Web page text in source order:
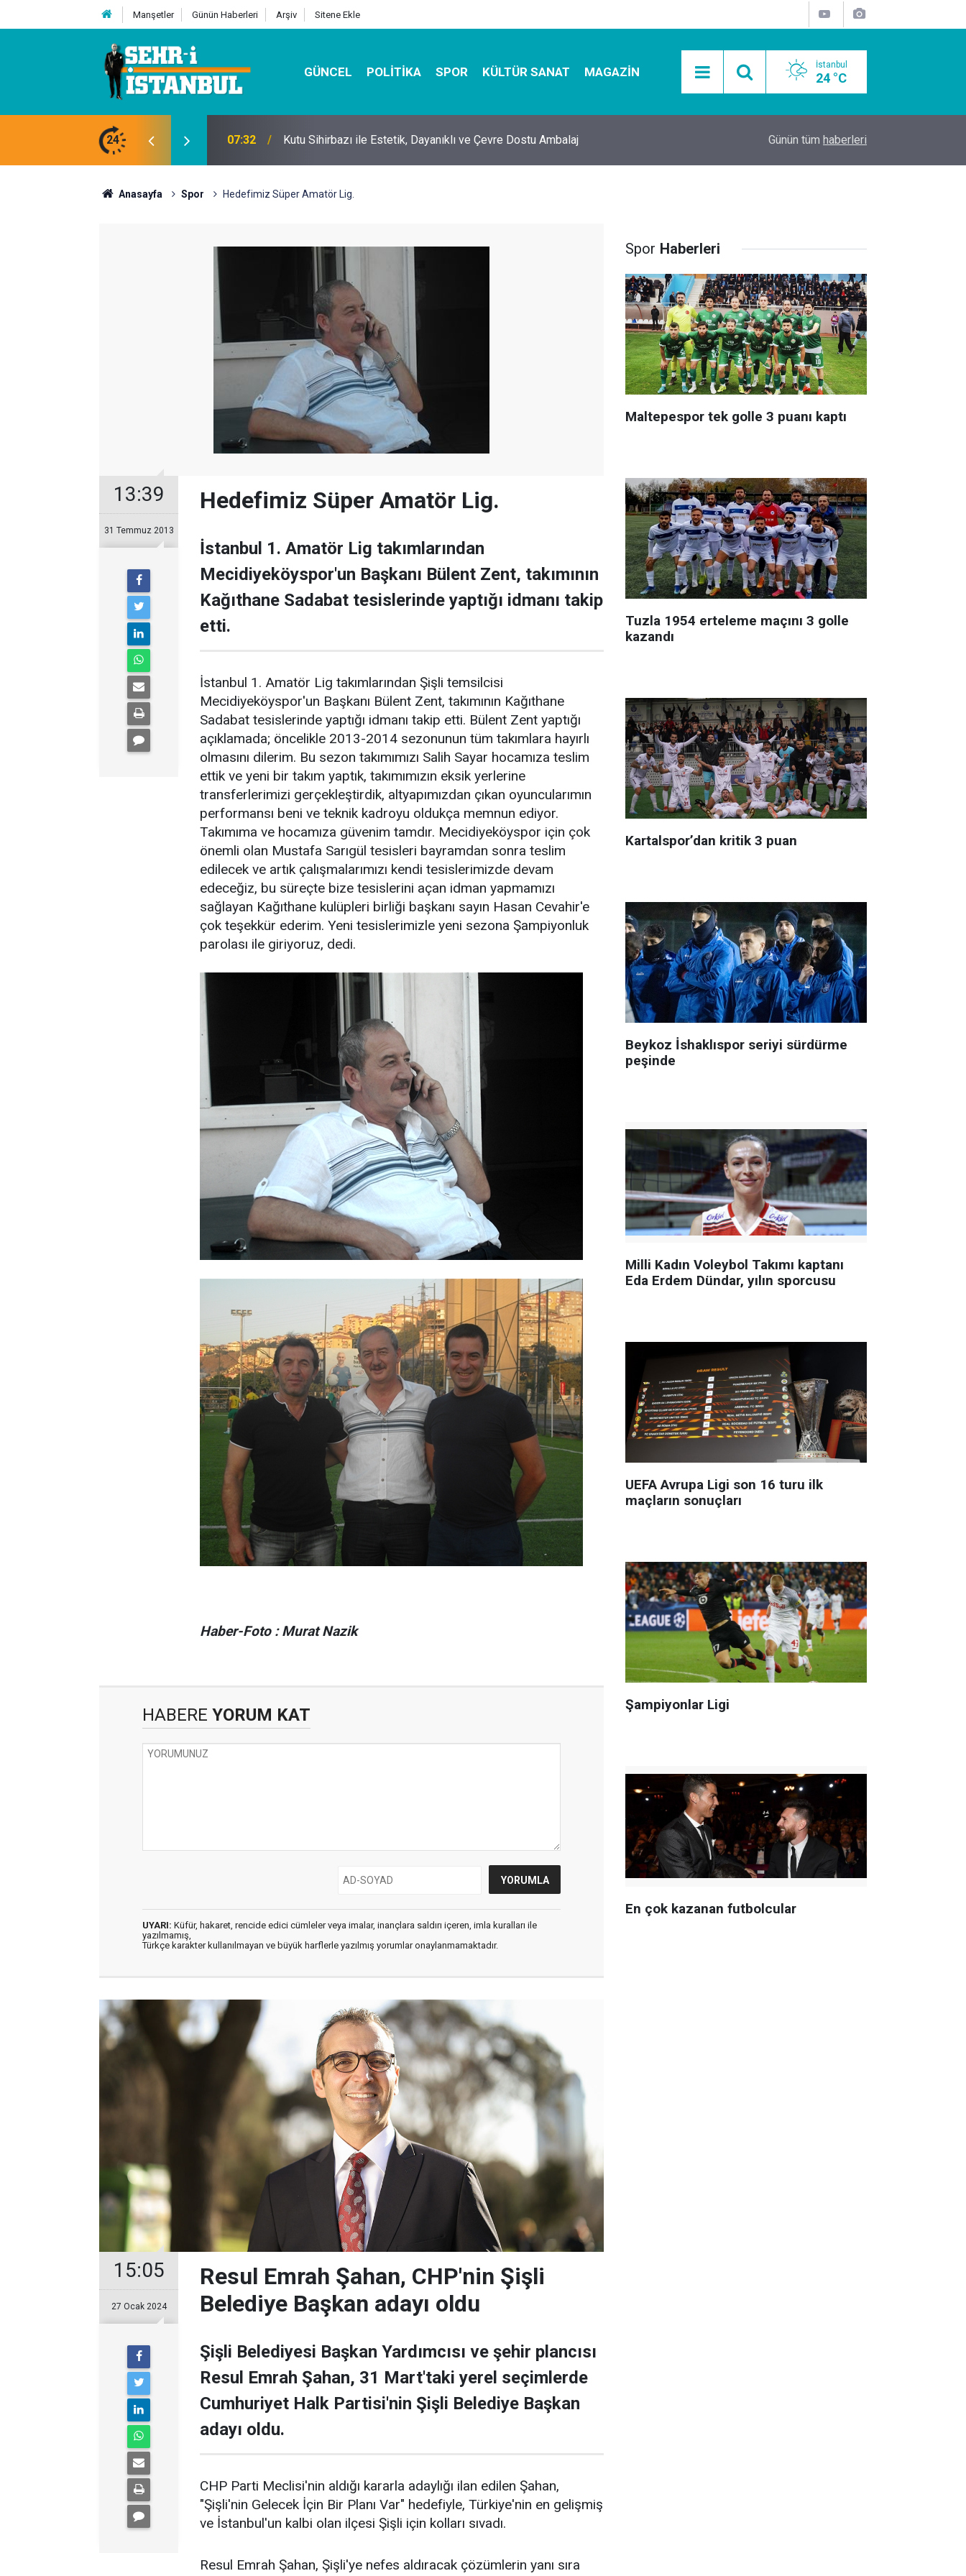
Manşetler Günün Haberleri Arşiv Sitene Ekle
GÜNCEL POLITIKA SPOR KÜLTÜR SANAT MAGAZIN İstanbul
24 °C
24 07:32 Kutu Sihirbazı ile Estetik, Dayanıklı ve Çevre Dostu Ambalaj Mobil Araçlarla Hayır Lokması Dağıtımının
Günün tüm haberleri
Anasayfa Spor Hedefimiz Süper Amatör Lig.
13:39
31 Temmuz 2013
Hedefimiz Süper Amatör Lig.
İstanbul 1. Amatör Lig takımlarından
Mecidiyeköyspor'un Başkanı Bülent Zent, takımının
Kağıthane Sadabat tesislerinde yaptığı idmanı takip
etti.
İstanbul 1. Amatör Lig takımlarından Şişli temsilcisi
Mecidiyeköyspor'un Başkanı Bülent Zent, takımının Kağıthane
Sadabat tesislerinde yaptığı idmanı takip etti. Bülent Zent yaptığı
açıklamada; öncelikle 2013-2014 sezonunun tüm takımlara hayırlı
olmasını dilerim. Bu sezon takımımızı Salih Sayar hocamıza teslim
ettik ve yeni bir takım yaptık, takımımızın eksik yerlerine
transferlerimizi gerçekleştirdik, altyapımızdan çıkan oyuncularımın
performansı beni ve teknik kadroyu oldukça memnun ediyor.
Takımıma ve hocamıza güvenim tamdır. Mecidiyeköyspor için çok
önemli olan Mustafa Sarıgül tesisleri bayramdan sonra teslim
edilecek ve artık çalışmalarımızı kendi tesislerimizde devam
edeceğiz, bu süreçte bize tesislerini açan idman yapmamızı
sağlayan Kağıthane kulüpleri birliği başkanı sayın Hasan Cevahir'e
çok teşekkür ederim. Yeni tesislerimizle yeni sezona Şampiyonluk
parolası ile giriyoruz, dedi.
Haber-Foto : Murat Nazik
HABERE YORUM KAT
UYARI: Küfür, hakaret, rencide edici cümleler veya imalar, inançlara saldırı içeren, imla kuralları ile
yazılmamış,
Türkçe karakter kullanılmayan ve büyük harflerle yazılmış yorumlar onaylanmamaktadır.
15:05
27 Ocak 2024
Resul Emrah Şahan, CHP'nin Şişli
Belediye Başkan adayı oldu
Şişli Belediyesi Başkan Yardımcısı ve şehir plancısı
Resul Emrah Şahan, 31 Mart'taki yerel seçimlerde
Cumhuriyet Halk Partisi'nin Şişli Belediye Başkan
adayı oldu.
CHP Parti Meclisi'nin aldığı kararla adaylığı ilan edilen Şahan,
"Şişli'nin Gelecek İçin Bir Planı Var" hedefiyle, Türkiye'nin en gelişmiş
ve İstanbul'un kalbi olan ilçesi Şişli için kolları sıvadı.
Resul Emrah Şahan, Şişli'ye nefes aldıracak çözümlerin yanı sıra
Spor Haberleri
Maltepespor tek golle 3 puanı kaptı
Tuzla 1954 erteleme maçını 3 golle
kazandı
Kartalspor’dan kritik 3 puan
Beykoz İshaklıspor seriyi sürdürme
peşinde
Milli Kadın Voleybol Takımı kaptanı
Eda Erdem Dündar, yılın sporcusu
UEFA Avrupa Ligi son 16 turu ilk
maçların sonuçları
Şampiyonlar Ligi
En çok kazanan futbolcular